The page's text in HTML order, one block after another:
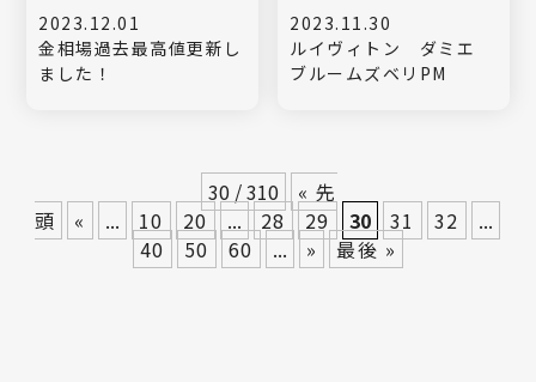
2023.12.01
金相場過去最高値更新し
ました！
2023.11.30
ルイヴィトン ダミエ
ブルームズベリPM
30 / 310
« 先
頭
« ... 10 20 ... 28 29 30 31 32
...
40
50 60 ... » 最後 »